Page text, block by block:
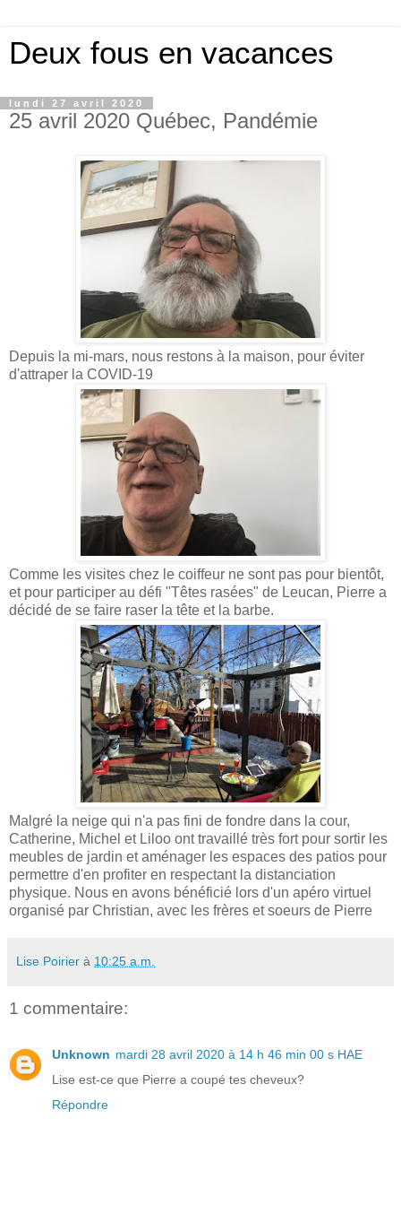
Deux fous en vacances
lundi 27 avril 2020
25 avril 2020 Québec, Pandémie
Depuis la mi-mars, nous restons à la maison, pour éviter
d'attraper la COVID-19
Comme les visites chez le coiffeur ne sont pas pour bientôt,
et pour participer au défi "Têtes rasées" de Leucan, Pierre a
décidé de se faire raser la tête et la barbe.
Malgré la neige qui n'a pas fini de fondre dans la cour,
Catherine, Michel et Liloo ont travaillé très fort pour sortir les
meubles de jardin et aménager les espaces des patios pour
permettre d'en profiter en respectant la distanciation
physique. Nous en avons bénéficié lors d'un apéro virtuel
organisé par Christian, avec les frères et soeurs de Pierre
Lise Poirier à 10:25 a.m.
1 commentaire:
Unknown mardi 28 avril 2020 à 14 h 46 min 00 s HAE
Lise est-ce que Pierre a coupé tes cheveux?
Répondre